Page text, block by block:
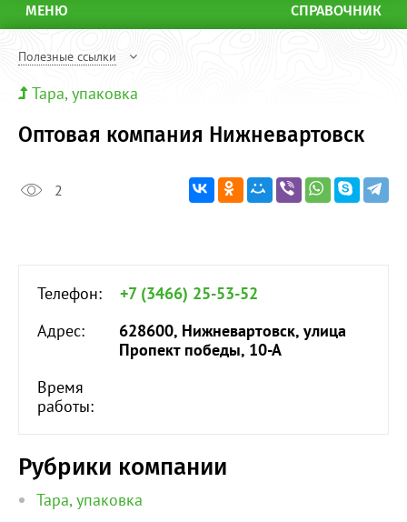
МЕНЮ СПРАВОЧНИК
Полезные ссылки
Тара, упаковка
Оптовая компания Нижневартовск
2
Телефон:
+7 (3466) 25-53-52
Адрес:
628600, Нижневартовск, улица
Пропект победы, 10-А
Время
работы:
Рубрики компании
Тара, упаковка